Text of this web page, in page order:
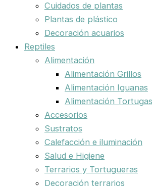
Cuidados de plantas
Plantas de plástico
Decoración acuarios
Reptiles
Alimentación
Alimentación Grillos
Alimentación Iguanas
Alimentación Tortugas
Accesorios
Sustratos
Calefacción e iluminación
Salud e Higiene
Terrarios y Tortugueras
Decoración terrarios